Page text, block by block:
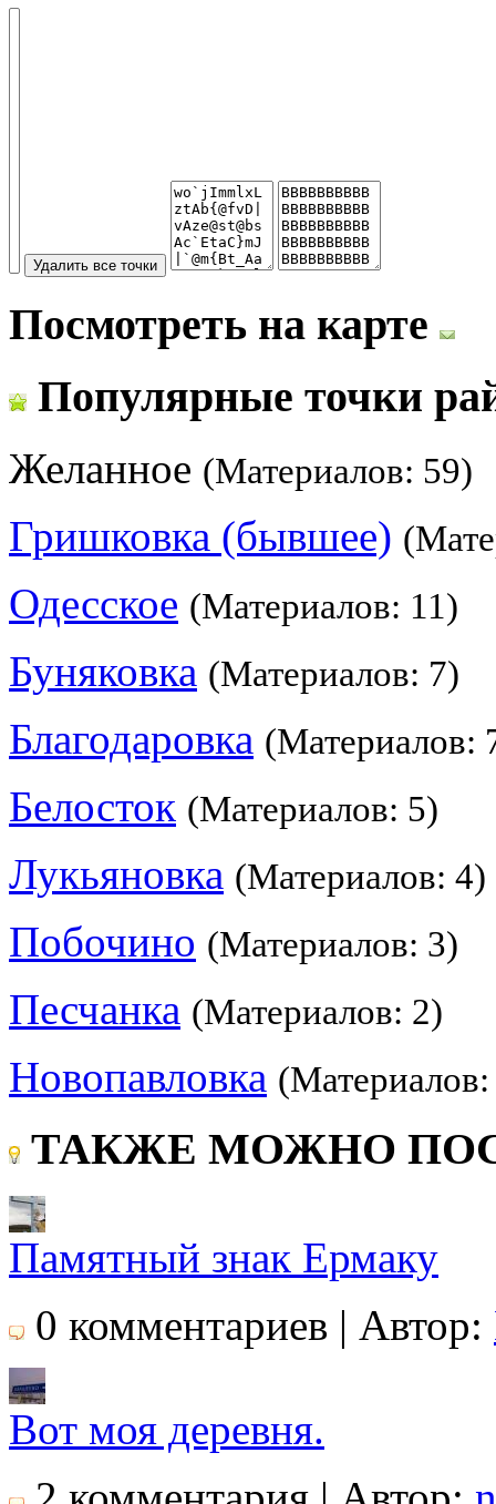
Посмотреть на карте
Популярные точки
Желанное (Материалов: 59)
Гришковка (бывшее)
Одесское (Материалов: 11)
Буняковка (Материалов: 7)
Благодаровка (Материалов:
Белосток (Материалов: 5)
Лукьяновка (Материалов: 4)
Побочино (Материалов: 3)
Песчанка (Материалов: 2)
Новопавловка
ТАКЖЕ МОЖНО
Памятный знак Ермаку
0 комментариев | Автор:
Вот моя деревня.